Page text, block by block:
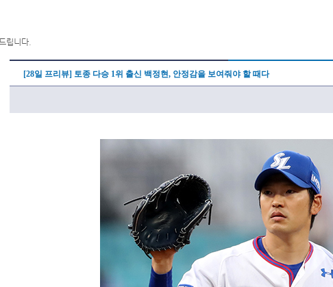
립니다.
[28일 프리뷰] 토종 다승 1위 출신 백정현, 안정감을 보여줘야 할 때다